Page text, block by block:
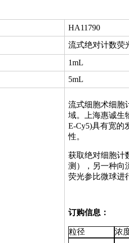
HA11790
流式绝对计数荧
1mL
5mL
流式细胞术细胞
域。上海惠诚生
E-Cy5)具有宽的
性。
获取绝对细胞计
测），另一种向
荧光参比微球进
订购信息：
粒径 浓